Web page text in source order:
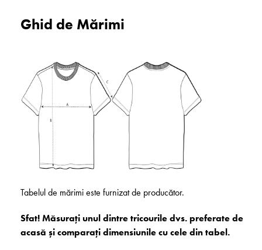
Ghid de Mărimi
Tabelul de mărimi este furnizat de producător.
Sfat! Măsurați unul dintre tricourile dvs. preferate de
acasă și comparați dimensiunile cu cele din tabel.